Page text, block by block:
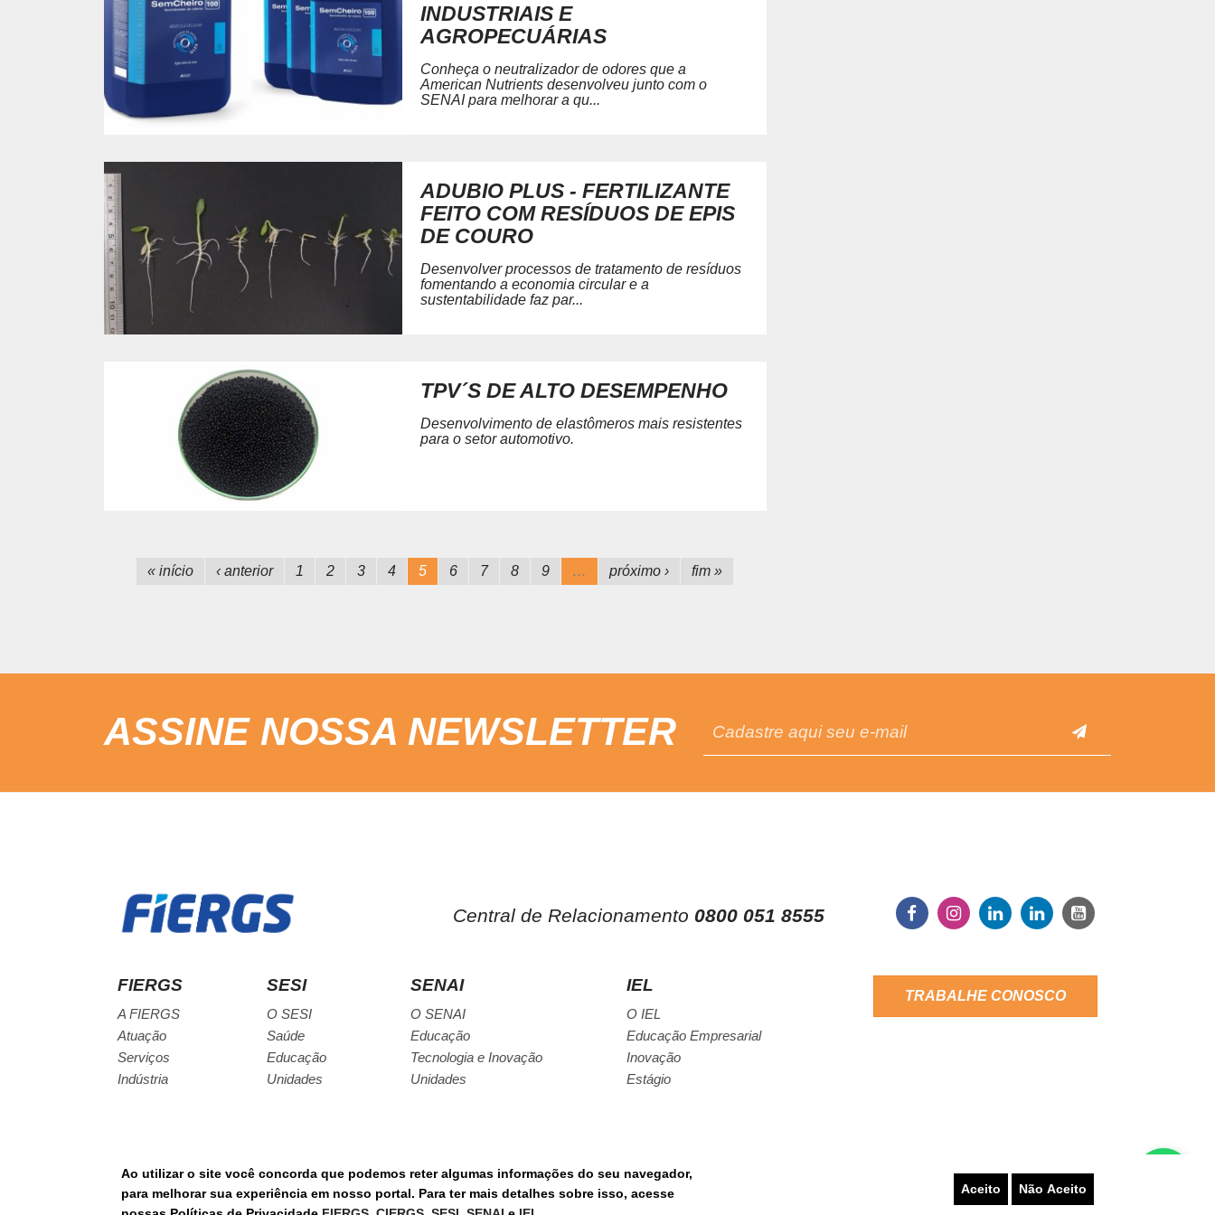
Ao utilizar o site você concorda que podemos reter algumas informações do seu navegador,
para melhorar sua experiência em nosso portal. Para ter mais detalhes sobre isso, acesse
Aceito Não Aceito
INDUSTRIAIS E
AGROPECUÁRIAS
Conheça o neutralizador de odores que a
American Nutrients desenvolveu junto com o
SENAI para melhorar a qu...
ADUBIO PLUS - FERTILIZANTE
FEITO COM RESÍDUOS DE EPIS
DE COURO
Desenvolver processos de tratamento de resíduos
fomentando a economia circular e a
sustentabilidade faz par...
TPV´S DE ALTO DESEMPENHO
Desenvolvimento de elastômeros mais resistentes
para o setor automotivo.
« início ‹ anterior 1 2 3 4 5 6 7 8 9 … próximo › fim »
ASSINE NOSSA NEWSLETTER
Central de Relacionamento0800 051 8555
FIERGS
A FIERGS
Atuação
Serviços
Indústria
SESI
O SESI
Saúde
Educação
Unidades
SENAI
O SENAI
Educação
Tecnologia e Inovação
Unidades
IEL
O IEL
Educação Empresarial
Inovação
Estágio
TRABALHE CONOSCO
© Todos os direitos reservados.
AUTO-ATENDIMENTO
TERMOS DE USO AUTORIZAÇÕES